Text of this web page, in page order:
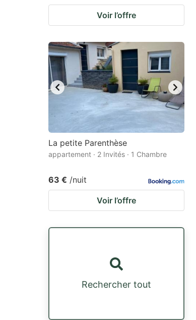
Voir l’offre
La petite Parenthèse
appartement · 2 Invités · 1 Chambre
63 € /nuit
Voir l’offre
Rechercher tout